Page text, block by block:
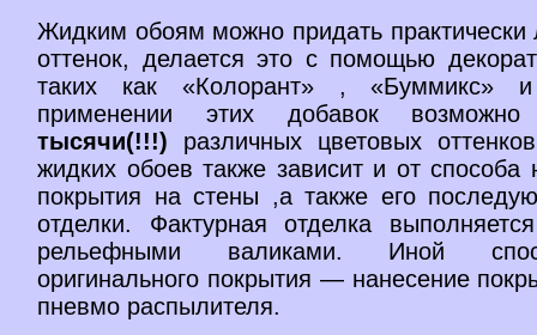
Жидким обоям можно придать практически
оттенок, делается это с помощью
таких как «Колорант» , «Буммикс»
применении этих добавок
тысячи(!!!) различных цветовых
жидких обоев также зависит и от способа
покрытия на стены ,а также его
отделки. Фактурная отделка
рельефными валиками. Иной
оригинального покрытия — нанесение
пневмо распылителя.